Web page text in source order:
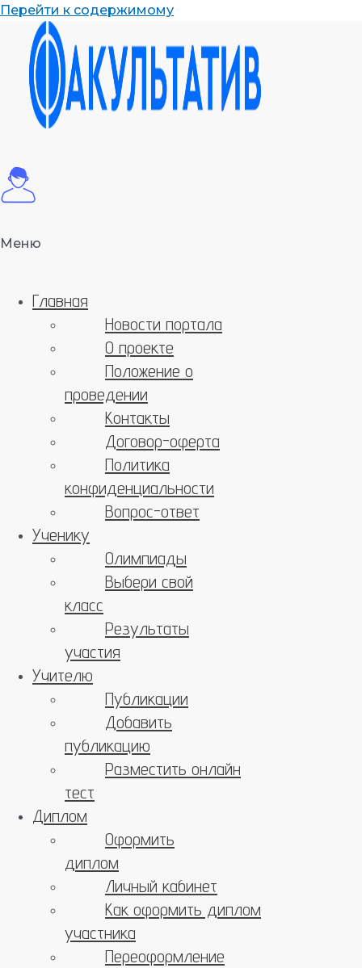
Перейти к содержимому
Меню
Главная
Новости портала
О проекте
Положение о
проведении
Контакты
Договор-оферта
Политика
конфиденциальности
Вопрос-ответ
Ученику
Олимпиады
Выбери свой
класс
Результаты
участия
Учителю
Публикации
Добавить
публикацию
Разместить онлайн
тест
Диплом
Оформить
диплом
Личный кабинет
Как оформить диплом
участника
Переоформление